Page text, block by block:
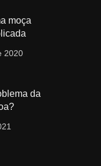
moça
2020
da